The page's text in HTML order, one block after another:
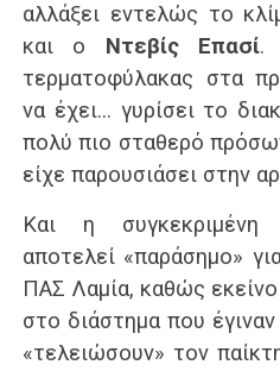
αλλάξει εντελώς το
και ο Ντεβίς Επασί.
τερματοφύλακας στα
να έχει… γυρίσει το
πολύ πιο σταθερό
είχε παρουσιάσει στην
Και η συγκεκριμένη
αποτελεί «παράσημο»
ΠΑΣ Λαμία, καθώς
στο διάστημα που
«τελειώσουν» τον